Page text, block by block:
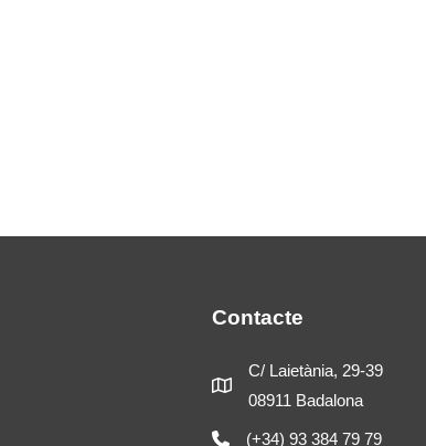
Contacte
C/ Laietània, 29-39
08911 Badalona
(+34) 93 384 79 79